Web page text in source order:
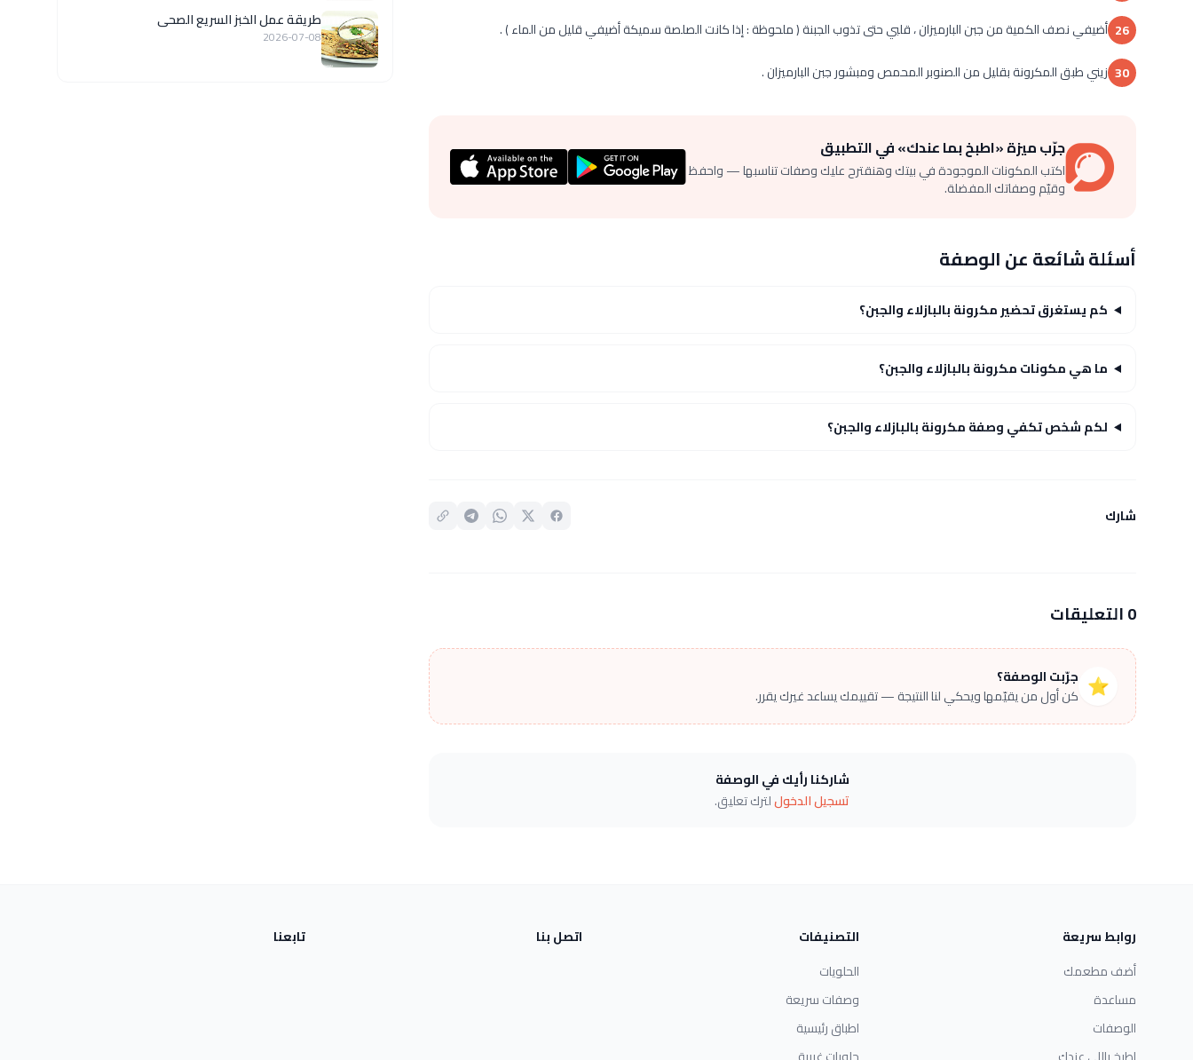
26 أضيفي نصف الكمية من جبن البارميزان ، قلبي حتى تذوب الجبنة ( ملحوظة : إذا كانت الصلصة سميكة أضيفي قليل من الماء ) .
30 زيني طبق المكرونة بقليل من الصنوبر المحمص ومبشور جبن البارميزان .
جرّب ميزة «اطبخ بما عندك» في التطبيق
اكتب المكونات الموجودة في بيتك وهنقترح عليك وصفات تناسبها — واحفظ
وقيّم وصفاتك المفضلة.
أسئلة شائعة عن الوصفة
كم يستغرق تحضير مكرونة بالبازلاء والجبن؟
ما هي مكونات مكرونة بالبازلاء والجبن؟
لكم شخص تكفي وصفة مكرونة بالبازلاء والجبن؟
شارك
0 التعليقات
⭐ جرّبت الوصفة؟
كن أول من يقيّمها ويحكي لنا النتيجة — تقييمك يساعد غيرك يقرر.
شاركنا رأيك في الوصفة
تسجيل الدخوللترك تعليق.
طريقة عمل الخبز السريع الصحى
2026-07-08
روابط سريعة
أضف مطعمك
مساعدة
الوصفات
التصنيفات
الحلويات
وصفات سريعة
اطباق رئيسية
اتصل بنا تابعنا